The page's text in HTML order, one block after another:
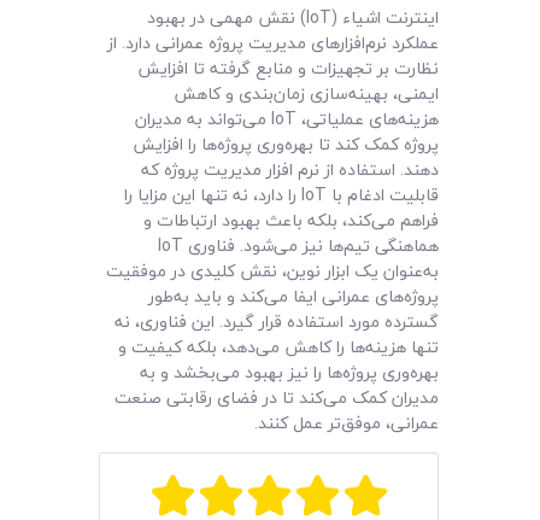
اینترنت اشیاء (IoT) نقش مهمی در بهبود
عملکرد نرم‌افزارهای مدیریت پروژه عمرانی دارد. از
نظارت بر تجهیزات و منابع گرفته تا افزایش
ایمنی، بهینه‌سازی زمان‌بندی و کاهش
هزینه‌های عملیاتی، IoT می‌تواند به مدیران
پروژه کمک کند تا بهره‌وری پروژه‌ها را افزایش
دهند. استفاده از نرم افزار مدیریت پروژه که
قابلیت ادغام با IoT را دارد، نه تنها این مزایا را
فراهم می‌کند، بلکه باعث بهبود ارتباطات و
هماهنگی تیم‌ها نیز می‌شود. فناوری IoT
به‌عنوان یک ابزار نوین، نقش کلیدی در موفقیت
پروژه‌های عمرانی ایفا می‌کند و باید به‌طور
گسترده مورد استفاده قرار گیرد. این فناوری، نه
تنها هزینه‌ها را کاهش می‌دهد، بلکه کیفیت و
بهره‌وری پروژه‌ها را نیز بهبود می‌بخشد و به
مدیران کمک می‌کند تا در فضای رقابتی صنعت
عمرانی، موفق‌تر عمل کنند.